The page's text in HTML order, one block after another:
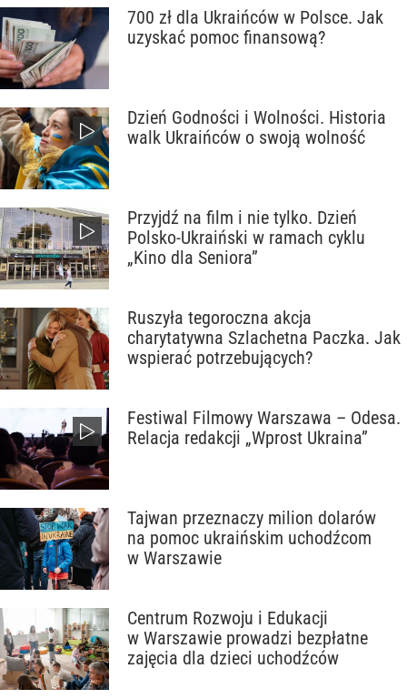
700 zł dla Ukraińców w Polsce. Jak
uzyskać pomoc finansową?
Dzień Godności i Wolności. Historia
walk Ukraińców o swoją wolność
Przyjdź na film i nie tylko. Dzień
Polsko-Ukraiński w ramach cyklu
„Kino dla Seniora”
Ruszyła tegoroczna akcja
charytatywna Szlachetna Paczka. Jak
wspierać potrzebujących?
Festiwal Filmowy Warszawa – Odesa.
Relacja redakcji „Wprost Ukraina”
Tajwan przeznaczy milion dolarów
na pomoc ukraińskim uchodźcom
w Warszawie
Centrum Rozwoju i Edukacji
w Warszawie prowadzi bezpłatne
zajęcia dla dzieci uchodźców